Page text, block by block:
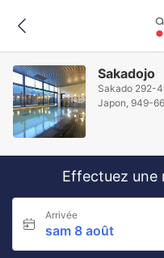
Sakadojo
Sakado 292-
Japon, 949-
Effectuez une
Arrivée
sam 8 août